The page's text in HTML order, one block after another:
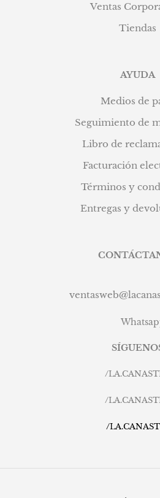
Ventas
Tiendas
AYUDA
Medios de
Seguimiento de
Libro de
Facturación
Términos y
Entregas y
/
/
/